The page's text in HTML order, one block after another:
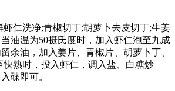
仁洗净;青椒切丁;胡萝卜去皮切丁;生姜
油温为50摄氏度时，加入虾仁泡至九成
余油，加入姜片、青椒片、胡萝卜丁、
快熟时，投入虾仁，调入盐、白糖炒
碟即可。